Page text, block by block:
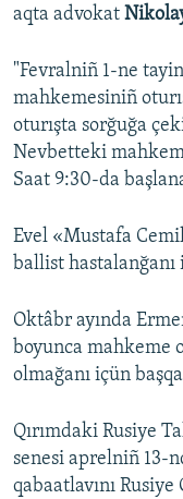
aqta advokat
"Fevralniñ 1-ne
mahkemesiniñ
oturışta sorğuğa
Nevbetteki
Saat 9:30-da
Evel «Mustafa
ballist
Oktâbr ayında
boyunca mahkeme
olmağanı içün
Qırımdaki Rusiye
senesi aprelniñ 13-
qabaatlavını